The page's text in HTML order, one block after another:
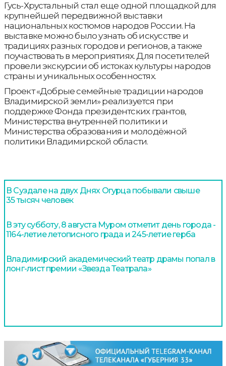
Гусь-Хрустальный стал еще одной площадкой для
крупнейшей передвижной выставки
национальных костюмов народов России. На
выставке можно было узнать об искусстве и
традициях разных городов и регионов, а также
поучаствовать в мероприятиях. Для посетителей
провели экскурсии об истоках культуры народов
страны и уникальных особенностях.
Проект «Добрые семейные традиции народов
Владимирской земли» реализуется при
поддержке Фонда президентских грантов,
Министерства внутренней политики и
Министерства образования и молодёжной
политики Владимирской области.
В Суздале на двух Днях Огурца побывали свыше
35 тысяч человек
В эту субботу, 8 августа Муром отметит день города -
1164-летие летописного града и 245-летие герба
Владимирский академический театр драмы попал в
лонг-лист премии «Звезда Театрала»